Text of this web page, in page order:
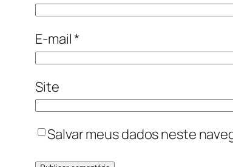
E-mail*
Site
Salvar meus dados neste